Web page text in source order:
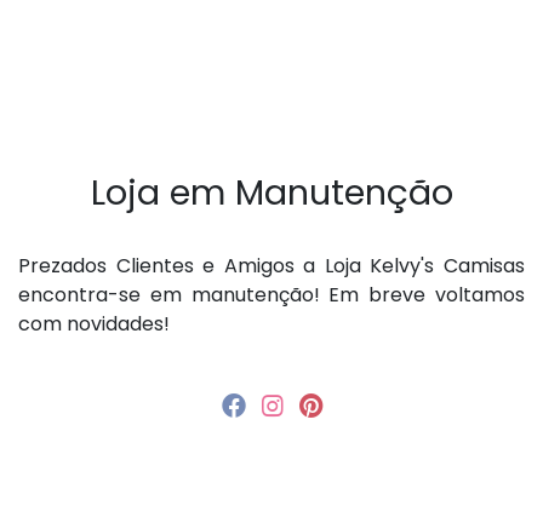
Loja em Manutenção
P rezados Clientes e Amigos a Loja Kelvy's Camisas
encontra-se em manutenção! Em breve voltamos
com novidades!